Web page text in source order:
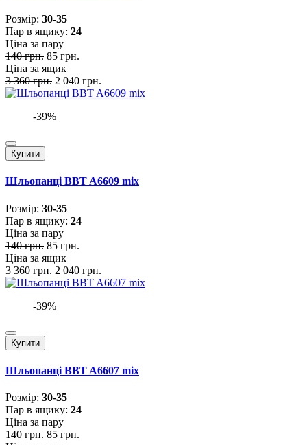
Розмiр: 30-35
Пар в ящику: 24
Ціна за пару
140 грн. 85 грн.
Ціна за ящик
3 360 грн. 2 040 грн.
-39%
Купити
Шльопанці BBT A6609 mix
Розмiр: 30-35
Пар в ящику: 24
Ціна за пару
140 грн. 85 грн.
Ціна за ящик
3 360 грн. 2 040 грн.
-39%
Купити
Шльопанці BBT A6607 mix
Розмiр: 30-35
Пар в ящику: 24
Ціна за пару
140 грн. 85 грн.